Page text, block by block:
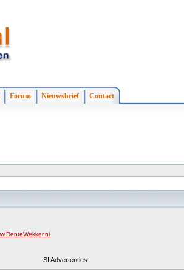
Forum Nieuwsbrief Contact